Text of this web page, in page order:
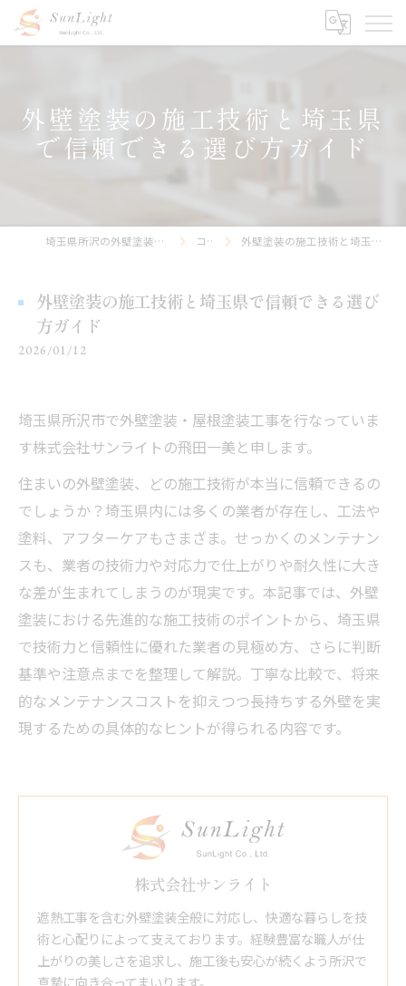
外壁塗装の施工技術と埼玉県
で信頼できる選び方ガイド
埼玉県所沢の外壁塗装なら株式会社サンライト コラム 外壁塗装の施工技術と埼玉県で信頼できる選び方ガイド
外壁塗装の施工技術と埼玉県で信頼できる選び
方ガイド
2026/01/12
埼玉県所沢市で外壁塗装・屋根塗装工事を行なっていま
す株式会社サンライトの飛田一美と申します。
住まいの外壁塗装、どの施工技術が本当に信頼できるの
でしょうか？埼玉県内には多くの業者が存在し、工法や
塗料、アフターケアもさまざま。せっかくのメンテナン
スも、業者の技術力や対応力で仕上がりや耐久性に大き
な差が生まれてしまうのが現実です。本記事では、外壁
塗装における先進的な施工技術のポイントから、埼玉県
で技術力と信頼性に優れた業者の見極め方、さらに判断
基準や注意点までを整理して解説。丁寧な比較で、将来
的なメンテナンスコストを抑えつつ長持ちする外壁を実
現するための具体的なヒントが得られる内容です。
株式会社サンライト
遮熱工事を含む外壁塗装全般に対応し、快適な暮らしを技
術と心配りによって支えております。経験豊富な職人が仕
上がりの美しさを追求し、施工後も安心が続くよう所沢で
真摯に向き合ってまいります。